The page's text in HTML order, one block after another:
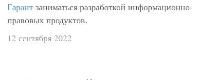
Гарант заниматься разработкой информационно-
правовых продуктов.
12 сентября 2022